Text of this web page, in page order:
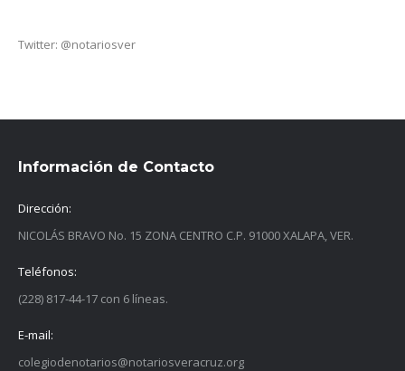
Twitter: @notariosver
Información de Contacto
Dirección:
NICOLÁS BRAVO No. 15 ZONA CENTRO C.P. 91000 XALAPA, VER.
Teléfonos:
(228) 817-44-17 con 6 líneas.
E-mail:
colegiodenotarios@notariosveracruz.org